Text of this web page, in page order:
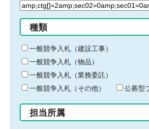
検
る
キ
ー
ワ
ー
ド
入
力
種類
一般競争入札（建設工事）
一般競争入札（物品）
一般競争入札（業務委託）
一般競争入札（その他）
公募型
担当所属